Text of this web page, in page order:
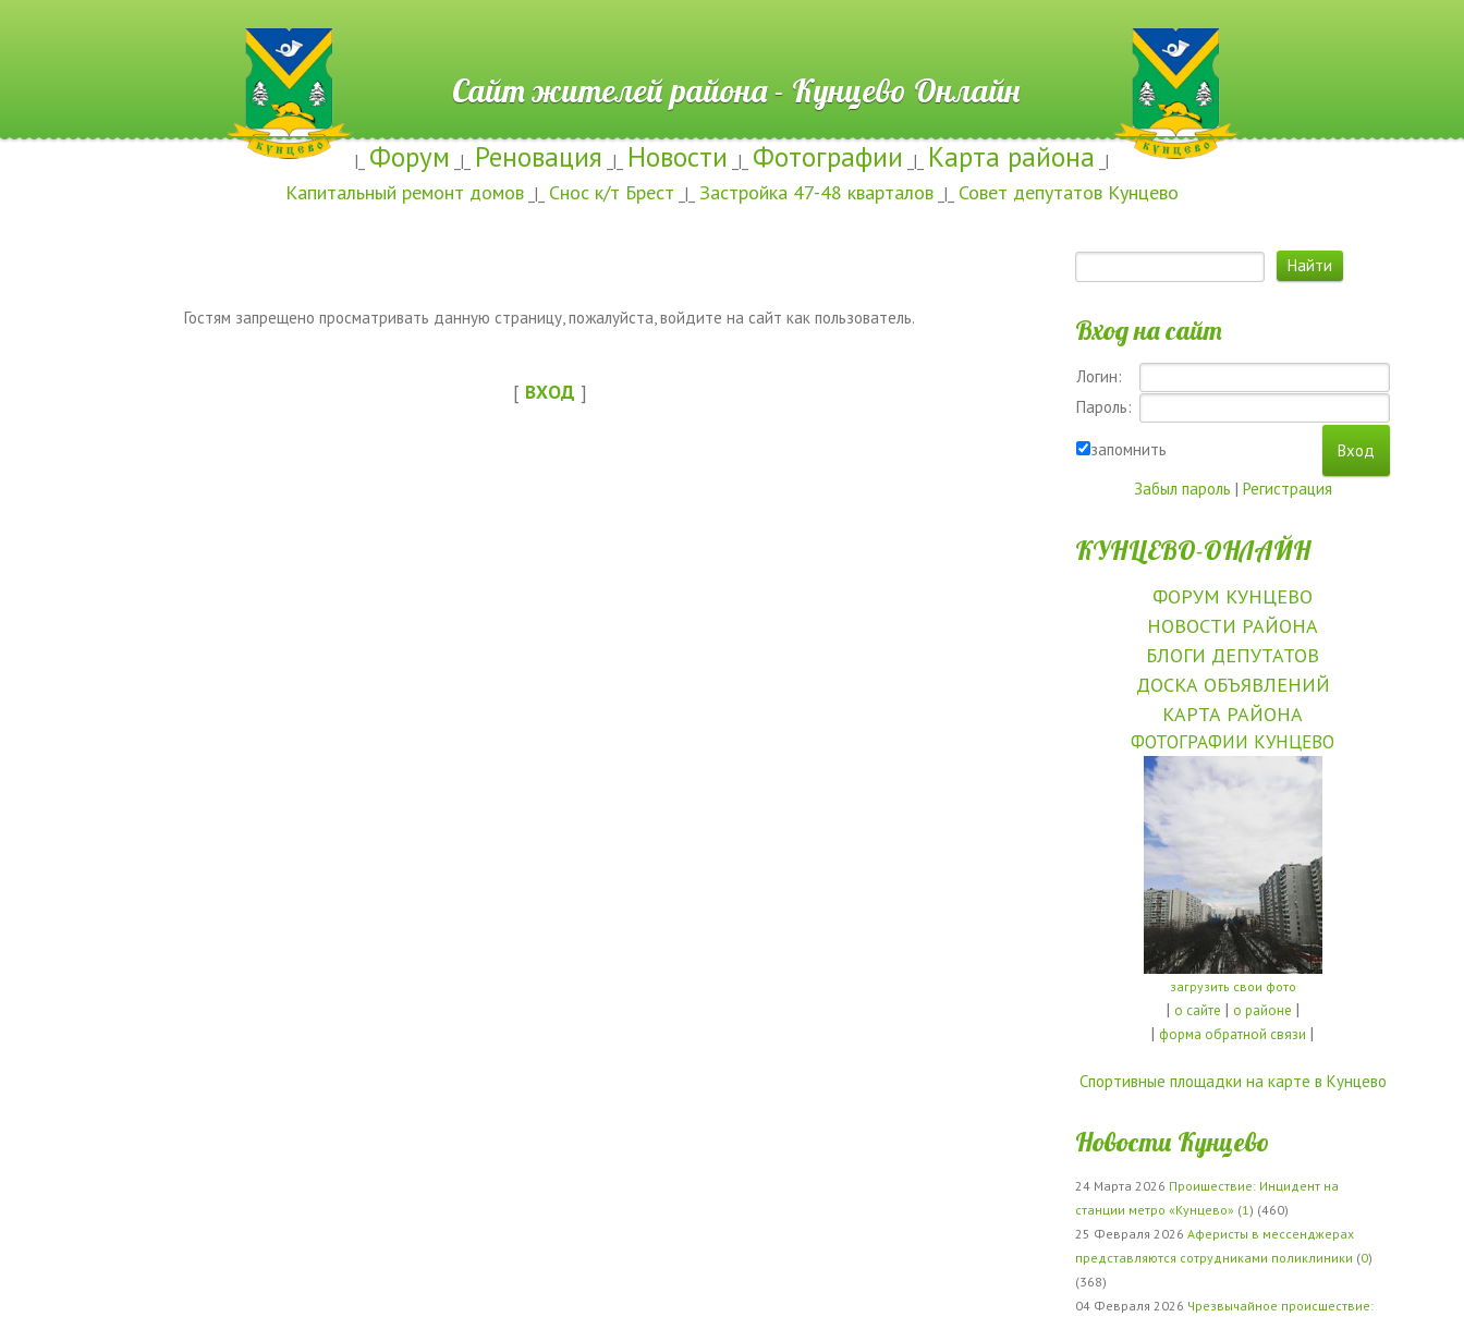
Сайт жителей района - Кунцево Онлайн
|_ Форум _|_ Реновация _|_ Новости _|_ Фотографии _|_ Карта района _|
Капитальный ремонт домов _|_ Снос к/т Брест _|_ Застройка 47-48 кварталов _|_ Совет депутатов Кунцево
Гостям запрещено просматривать данную страницу, пожалуйста, войдите на сайт как пользователь.
[ ВХОД ]
Вход на сайт
Логин:
Пароль:
запомнить
Забыл пароль | Регистрация
КУНЦЕВО-ОНЛАЙН
ФОРУМ КУНЦЕВО
НОВОСТИ РАЙОНА
БЛОГИ ДЕПУТАТОВ
ДОСКА ОБЪЯВЛЕНИЙ
КАРТА РАЙОНА
ФОТОГРАФИИ КУНЦЕВО
загрузить свои фото
| о сайте | о районе |
|форма обратной связи |
Спортивные площадки на карте в Кунцево
Новости Кунцево
24 Марта 2026 Проишествие: Инцидент на
станции метро «Кунцево» (1) (460)
25 Февраля 2026 Аферисты в мессенджерах
представляются сотрудниками поликлиники (0)
(368)
04 Февраля 2026 Чрезвычайное происшествие: